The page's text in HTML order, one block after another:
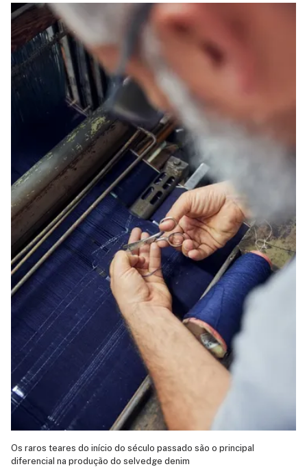
Os raros teares do início do século passado são o principal
diferencial na produção do selvedge denim